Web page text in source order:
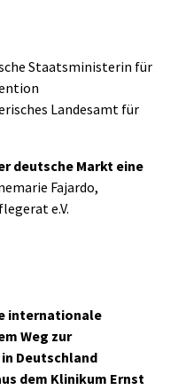
Staatsministerin für
Landesamt für
deutsche Markt eine
Fajardo,
e.V.
internationale
Weg zur
Deutschland
dem Klinikum Ernst